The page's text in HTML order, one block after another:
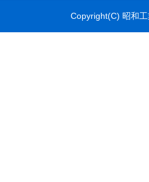
Copyright(C) 昭和